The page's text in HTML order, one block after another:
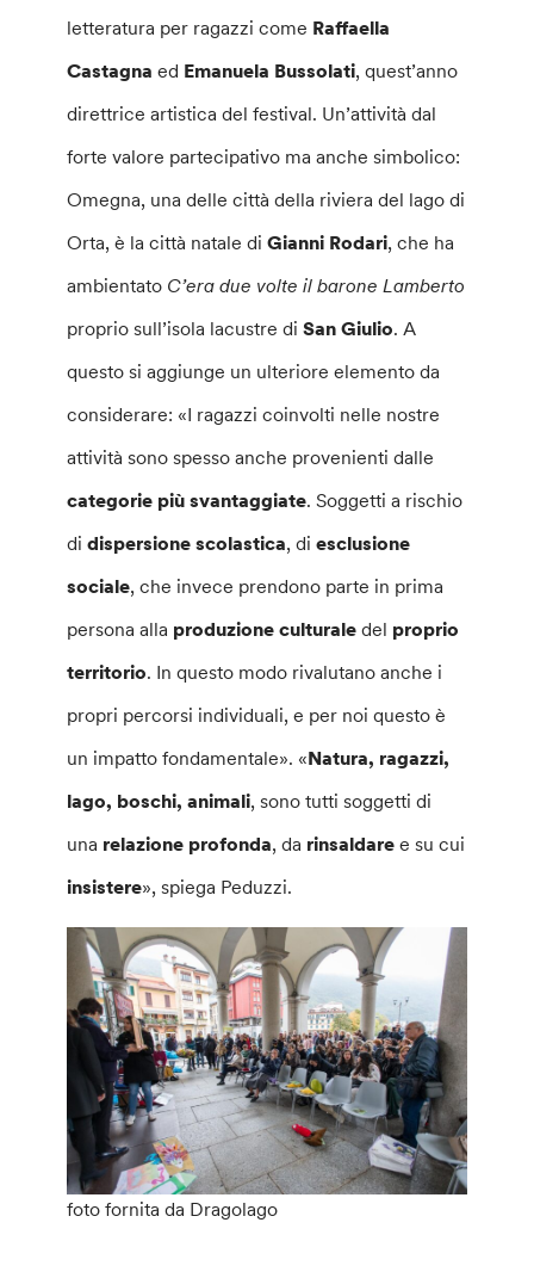
letteratura per ragazzi come Raffaella
Castagnaed Emanuela Bussolati, quest’anno
direttrice artistica del festival. Un’attività dal
forte valore partecipativo ma anche simbolico:
Omegna, una delle città della riviera del lago di
Orta, è la città natale diGianni Rodari, che ha
ambientato C’era due volte il barone Lamberto
proprio sull’isola lacustre diSan Giulio. A
questo si aggiunge un ulteriore elemento da
considerare: «I ragazzi coinvolti nelle nostre
attività sono spesso anche provenienti dalle
categorie più svantaggiate. Soggetti a rischio
didispersione scolastica, diesclusione
sociale, che invece prendono parte in prima
persona alla produzione culturale del proprio
territorio. In questo modo rivalutano anche i
propri percorsi individuali, e per noi questo è
un impatto fondamentale». «Natura, ragazzi,
lago, boschi, animali, sono tutti soggetti di
una relazione profonda, da rinsaldare e su cui
insistere», spiega Peduzzi.
foto fornita da Dragolago